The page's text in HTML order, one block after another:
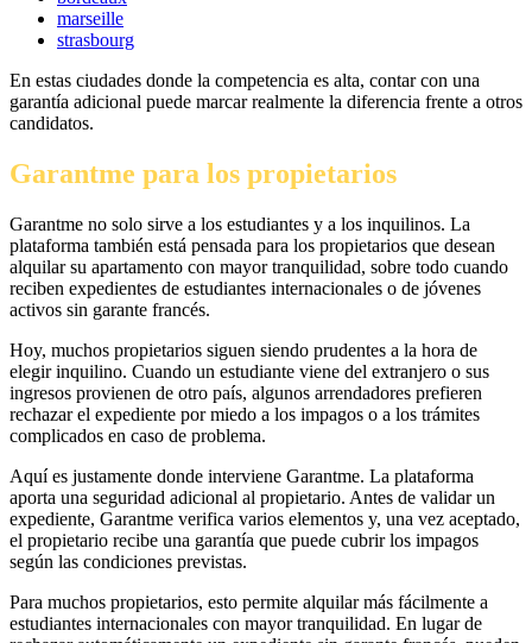
marseille
strasbourg
En estas ciudades donde la competencia es alta, contar con una
garantía adicional puede marcar realmente la diferencia frente a otros
candidatos.
Garantme para los propietarios
Garantme no solo sirve a los estudiantes y a los inquilinos. La
plataforma también está pensada para los propietarios que desean
alquilar su apartamento con mayor tranquilidad, sobre todo cuando
reciben expedientes de estudiantes internacionales o de jóvenes
activos sin garante francés.
Hoy, muchos propietarios siguen siendo prudentes a la hora de
elegir inquilino. Cuando un estudiante viene del extranjero o sus
ingresos provienen de otro país, algunos arrendadores prefieren
rechazar el expediente por miedo a los impagos o a los trámites
complicados en caso de problema.
Aquí es justamente donde interviene Garantme. La plataforma
aporta una seguridad adicional al propietario. Antes de validar un
expediente, Garantme verifica varios elementos y, una vez aceptado,
el propietario recibe una garantía que puede cubrir los impagos
según las condiciones previstas.
Para muchos propietarios, esto permite alquilar más fácilmente a
estudiantes internacionales con mayor tranquilidad. En lugar de